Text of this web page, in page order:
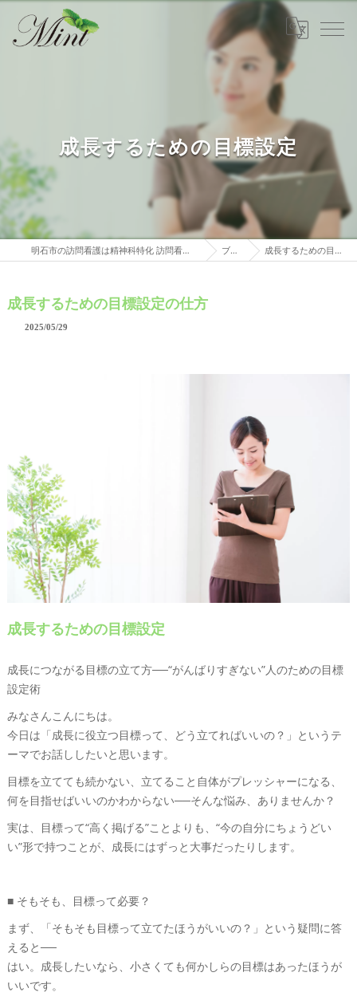
成長するための目標設定
明石市の訪問看護は精神科特化 訪問看護ステーションミント ブログ 成長するための目標設定の仕方
成長するための目標設定の仕方
2025/05/29
成長するための目標設定
成長につながる目標の立て方──“がんばりすぎない”人のための目標
設定術
みなさんこんにちは。
今日は「成長に役立つ目標って、どう立てればいいの？」というテ
ーマでお話ししたいと思います。
目標を立てても続かない、立てること自体がプレッシャーになる、
何を目指せばいいのかわからない──そんな悩み、ありませんか？
実は、目標って“高く掲げる”ことよりも、“今の自分にちょうどい
い”形で持つことが、成長にはずっと大事だったりします。
■ そもそも、目標って必要？
まず、「そもそも目標って立てたほうがいいの？」という疑問に答
えると──
はい。成長したいなら、小さくても何かしらの目標はあったほうが
いいです。